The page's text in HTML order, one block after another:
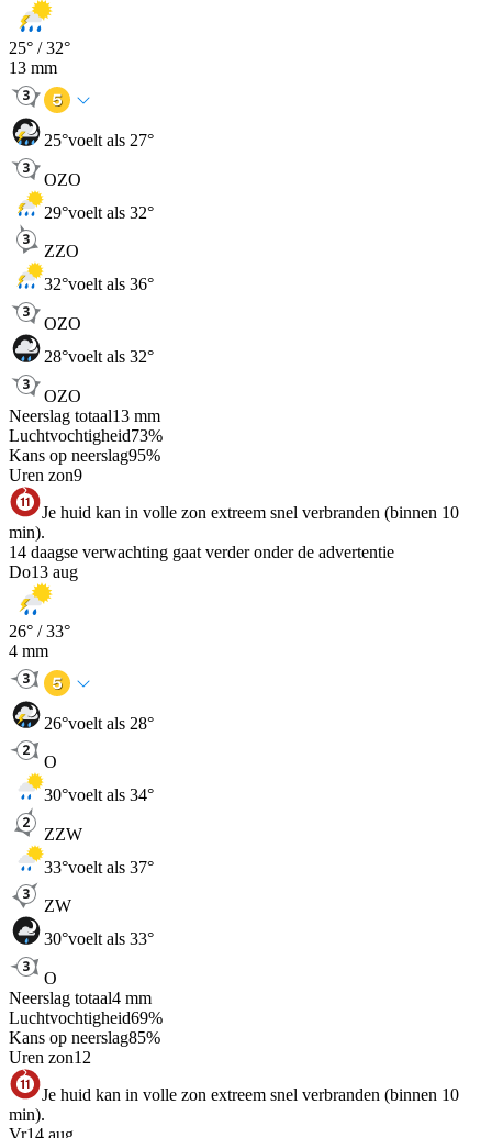
25° /32°
13 mm
25°voelt als 27°
OZO
29°voelt als 32°
ZZO
32°voelt als 36°
OZO
28°voelt als 32°
OZO
Neerslag totaal13 mm
Luchtvochtigheid73%
Kans op neerslag95%
Uren zon9
Je huid kan in volle zon extreem snel verbranden (binnen 10
min).
14 daagse verwachting gaat verder onder de advertentie
Do13 aug
26° /33°
4 mm
26°voelt als 28°
O
30°voelt als 34°
ZZW
33°voelt als 37°
ZW
30°voelt als 33°
O
Neerslag totaal4 mm
Luchtvochtigheid69%
Kans op neerslag85%
Uren zon12
Je huid kan in volle zon extreem snel verbranden (binnen 10
min).
Vr14 aug